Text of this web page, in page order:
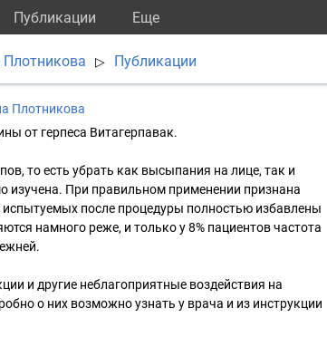
Публикации Eще
Плотникова ▷ Публикации
Плотникова
от герпеса Витагерпавак.
то есть убрать как высыпания на лице, так и
изучена. При правильном применении признана
после процедуры полностью избавлены
намного реже, и только у 8% пациентов частота
и другие неблагоприятные воздействия на
о них возможно узнать у врача и из инструкции